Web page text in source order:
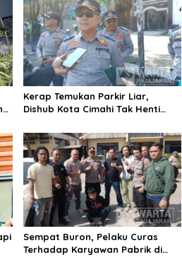
Kerap Temukan Parkir Liar,
Dishub Kota Cimahi Tak Henti
Sempat Buron, Pelaku Curas
Terhadap Karyawan Pabrik di